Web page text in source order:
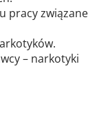
pracy związane
– narkotyki